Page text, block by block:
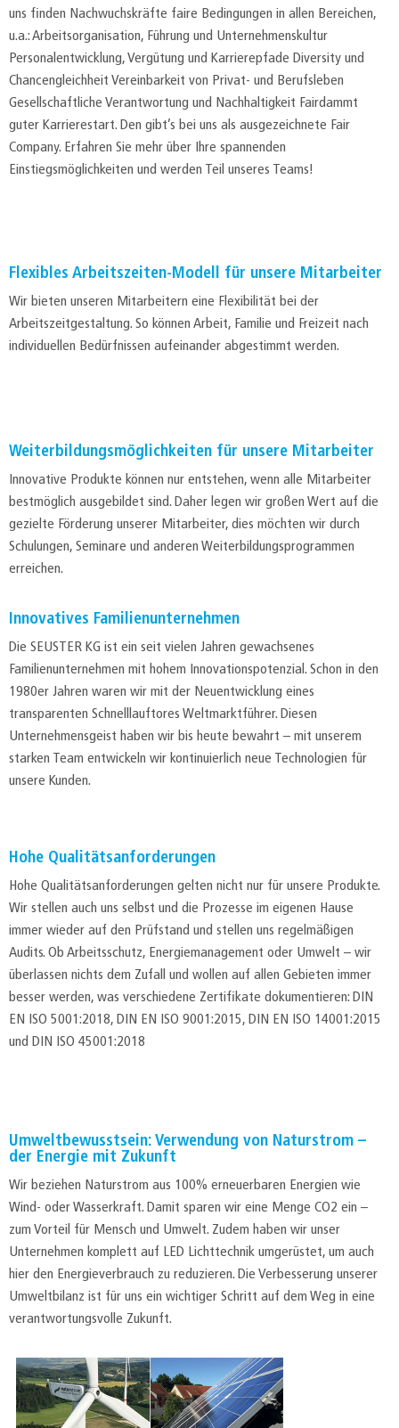
uns finden Nachwuchskräfte faire Bedingungen in allen Bereichen,
u.a.: Arbeitsorganisation, Führung und Unternehmenskultur
Personalentwicklung, Vergütung und Karrierepfade Diversity und
Chancengleichheit Vereinbarkeit von Privat- und Berufsleben
Gesellschaftliche Verantwortung und Nachhaltigkeit Fairdammt
guter Karrierestart. Den gibt’s bei uns als ausgezeichnete Fair
Company. Erfahren Sie mehr über Ihre spannenden
Einstiegsmöglichkeiten und werden Teil unseres Teams!
Flexibles Arbeitszeiten-Modell für unsere Mitarbeiter
Wir bieten unseren Mitarbeitern eine Flexibilität bei der
Arbeitszeitgestaltung. So können Arbeit, Familie und Freizeit nach
individuellen Bedürfnissen aufeinander abgestimmt werden.
Weiterbildungsmöglichkeiten für unsere Mitarbeiter
Innovative Produkte können nur entstehen, wenn alle Mitarbeiter
bestmöglich ausgebildet sind. Daher legen wir großen Wert auf die
gezielte Förderung unserer Mitarbeiter, dies möchten wir durch
Schulungen, Seminare und anderen Weiterbildungsprogrammen
erreichen.
Innovatives Familienunternehmen
Die SEUSTER KG ist ein seit vielen Jahren gewachsenes
Familienunternehmen mit hohem Innovationspotenzial. Schon in den
1980er Jahren waren wir mit der Neuentwicklung eines
transparenten Schnelllauftores Weltmarktführer. Diesen
Unternehmensgeist haben wir bis heute bewahrt – mit unserem
starken Team entwickeln wir kontinuierlich neue Technologien für
unsere Kunden.
Hohe Qualitätsanforderungen
Hohe Qualitätsanforderungen gelten nicht nur für unsere Produkte.
Wir stellen auch uns selbst und die Prozesse im eigenen Hause
immer wieder auf den Prüfstand und stellen uns regelmäßigen
Audits. Ob Arbeitsschutz, Energiemanagement oder Umwelt – wir
überlassen nichts dem Zufall und wollen auf allen Gebieten immer
besser werden, was verschiedene Zertifikate dokumentieren: DIN
EN ISO 5001:2018, DIN EN ISO 9001:2015, DIN EN ISO 14001:2015
und DIN ISO 45001:2018
Umweltbewusstsein: Verwendung von Naturstrom –
der Energie mit Zukunft
Wir beziehen Naturstrom aus 100% erneuerbaren Energien wie
Wind- oder Wasserkraft. Damit sparen wir eine Menge CO2 ein –
zum Vorteil für Mensch und Umwelt. Zudem haben wir unser
Unternehmen komplett auf LED Lichttechnik umgerüstet, um auch
hier den Energieverbrauch zu reduzieren. Die Verbesserung unserer
Umweltbilanz ist für uns ein wichtiger Schritt auf dem Weg in eine
verantwortungsvolle Zukunft.